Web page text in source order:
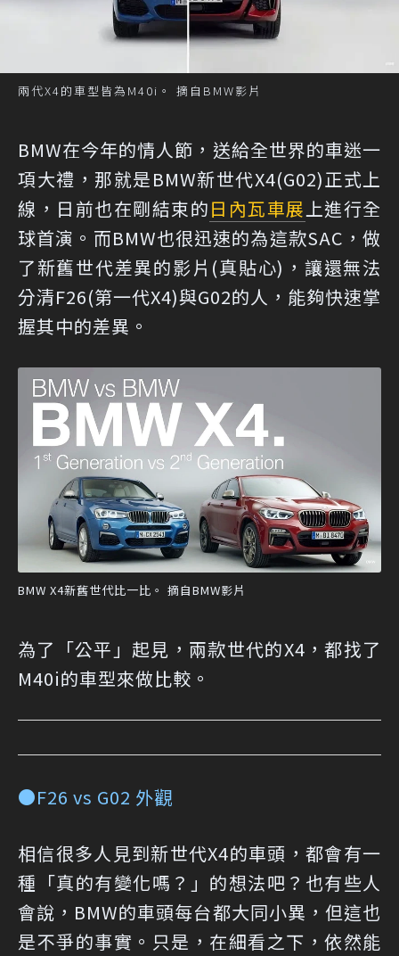
兩代X4的車型皆為M40i。 摘自BMW影片
BMW在今年的情人節，送給全世界的車迷一
項大禮，那就是BMW新世代X4(G02)正式上
線，日前也在剛結束的日內瓦車展上進行全
球首演。而BMW也很迅速的為這款SAC，做
了新舊世代差異的影片(真貼心)，讓還無法
分清F26(第一代X4)與G02的人，能夠快速掌
握其中的差異。
BMW X4新舊世代比一比。 摘自BMW影片
為了「公平」起見，兩款世代的X4，都找了
M40i的車型來做比較。
●F26 vs G02 外觀
相信很多人見到新世代X4的車頭，都會有一
種「真的有變化嗎？」的想法吧？也有些人
會說，BMW的車頭每台都大同小異，但這也
是不爭的事實。只是，在細看之下，依然能